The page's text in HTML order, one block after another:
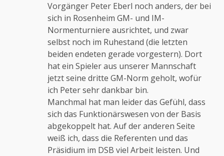
Vorgänger Peter Eberl noch anders, der bei
sich in Rosenheim GM- und IM-
Normenturniere ausrichtet, und zwar
selbst noch im Ruhestand (die letzten
beiden endeten gerade vorgestern). Dort
hat ein Spieler aus unserer Mannschaft
jetzt seine dritte GM-Norm geholt, wofür
ich Peter sehr dankbar bin.
Manchmal hat man leider das Gefühl, dass
sich das Funktionärswesen von der Basis
abgekoppelt hat. Auf der anderen Seite
weiß ich, dass die Referenten und das
Präsidium im DSB viel Arbeit leisten. Und